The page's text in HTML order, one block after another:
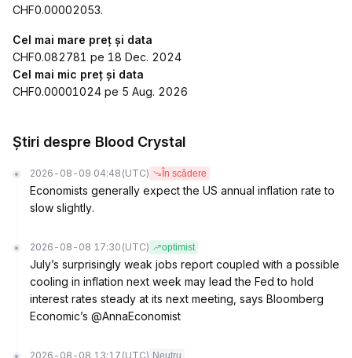
CHF0.00002053.
Cel mai mare preț și data
CHF0.082781 pe 18 Dec. 2024
Cel mai mic preț și data
CHF0.00001024 pe 5 Aug. 2026
Știri despre Blood Crystal
2026-08-09 04:48 (UTC) În scădere
Economists generally expect the US annual inflation rate to
slow slightly.
2026-08-08 17:30 (UTC) optimist
July’s surprisingly weak jobs report coupled with a possible
cooling in inflation next week may lead the Fed to hold
interest rates steady at its next meeting, says Bloomberg
Economic’s @AnnaEconomist
2026-08-08 13:17 (UTC) Neutru